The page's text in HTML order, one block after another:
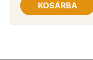
KOSÁRBA